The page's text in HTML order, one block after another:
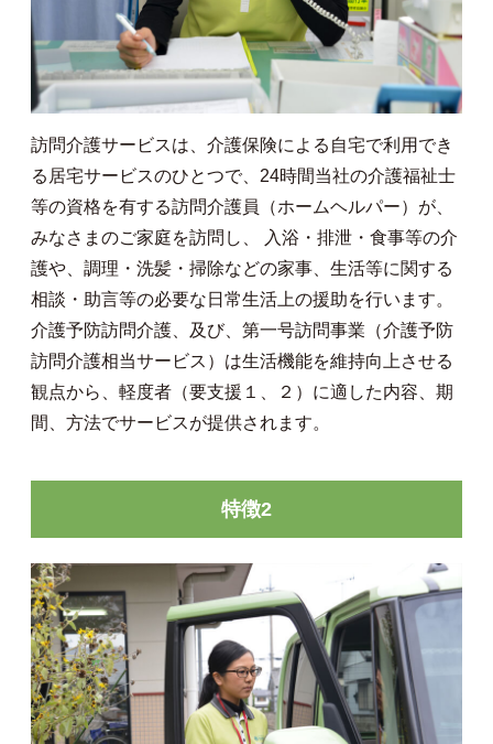
訪問介護サービスは、介護保険による自宅で利用でき
る居宅サービスのひとつで、24時間当社の介護福祉士
等の資格を有する訪問介護員（ホームヘルパー）が、
みなさまのご家庭を訪問し、 入浴・排泄・食事等の介
護や、調理・洗髪・掃除などの家事、生活等に関する
相談・助言等の必要な日常生活上の援助を行います。
介護予防訪問介護、及び、第一号訪問事業（介護予防
訪問介護相当サービス）は生活機能を維持向上させる
観点から、軽度者（要支援１、２）に適した内容、期
間、方法でサービスが提供されます。
特徴2